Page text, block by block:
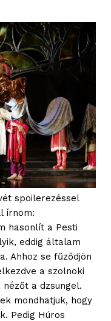
spoilerezéssel
írnom:
hasonlít a Pesti
eddig általam
Ahhoz se fűződjön
a szolnoki
a dzsungel.
mondhatjuk, hogy
Pedig Húros